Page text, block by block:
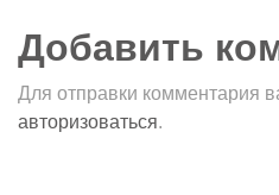
Добавить
Для отправки комментария
авторизоваться.